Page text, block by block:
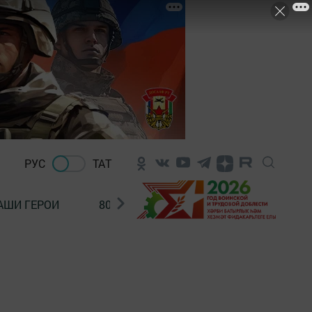
РУС ТАТ
ГЕРОИ 80 ЛЕТ ПОБЕДЫ! Финансовая